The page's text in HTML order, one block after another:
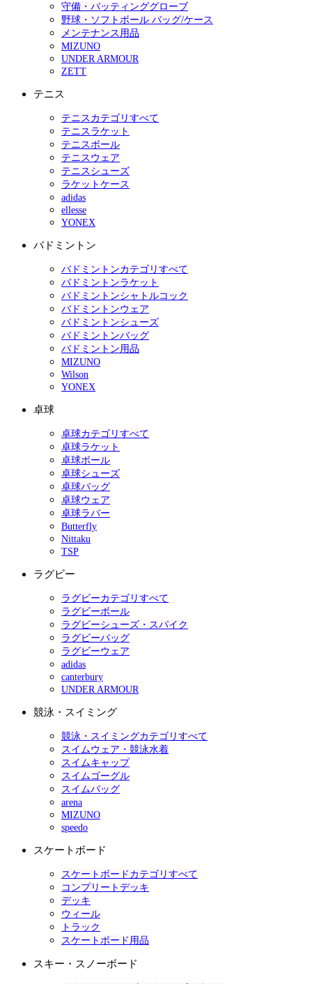
守備・バッティンググローブ
野球・ソフトボール バッグ/ケース
メンテナンス用品
MIZUNO
UNDER ARMOUR
ZETT
テニス
テニスカテゴリすべて
テニスラケット
テニスボール
テニスウェア
テニスシューズ
ラケットケース
adidas
ellesse
YONEX
バドミントン
バドミントンカテゴリすべて
バドミントンラケット
バドミントンシャトルコック
バドミントンウェア
バドミントンシューズ
バドミントンバッグ
バドミントン用品
MIZUNO
Wilson
YONEX
卓球
卓球カテゴリすべて
卓球ラケット
卓球ボール
卓球シューズ
卓球バッグ
卓球ウェア
卓球ラバー
Butterfly
Nittaku
TSP
ラグビー
ラグビーカテゴリすべて
ラグビーボール
ラグビーシューズ・スパイク
ラグビーバッグ
ラグビーウェア
adidas
canterbury
UNDER ARMOUR
競泳・スイミング
競泳・スイミングカテゴリすべて
スイムウェア・競泳水着
スイムキャップ
スイムゴーグル
スイムバッグ
arena
MIZUNO
speedo
スケートボード
スケートボードカテゴリすべて
コンプリートデッキ
デッキ
ウィール
トラック
スケートボード用品
スキー・スノーボード